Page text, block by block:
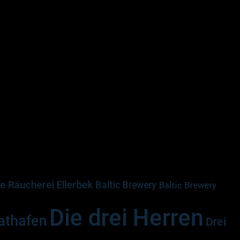
Räucherei Ellerbek Baltic Brewery Baltic Brewery
Die drei Herren Drei